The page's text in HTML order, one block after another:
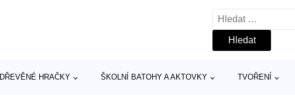
Vyhledávání
DŘEVĚNÉ HRAČKY ŠKOLNÍ BATOHY A AKTOVKY TVOŘENÍ